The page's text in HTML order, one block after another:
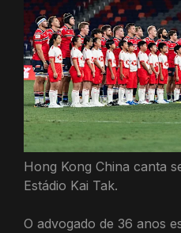
Hong Kong China canta
Estádio Kai Tak.
O advogado de 36 anos